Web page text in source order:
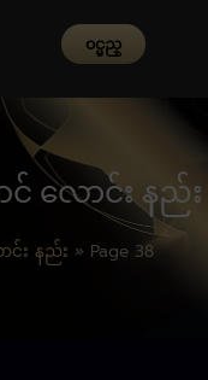
၀င္မည္
လောင်း နည်း
င်း နည်း » Page 38